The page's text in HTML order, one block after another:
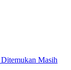
Masih